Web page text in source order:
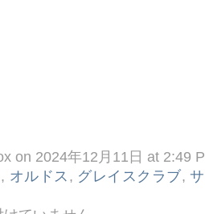
on 2024年12月11日 at 2:49
, オルドス , グレイスクラブ,